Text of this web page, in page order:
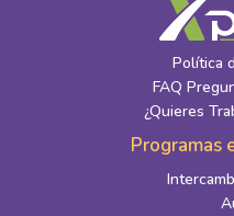
Política
FAQ
¿Quieres
Programas